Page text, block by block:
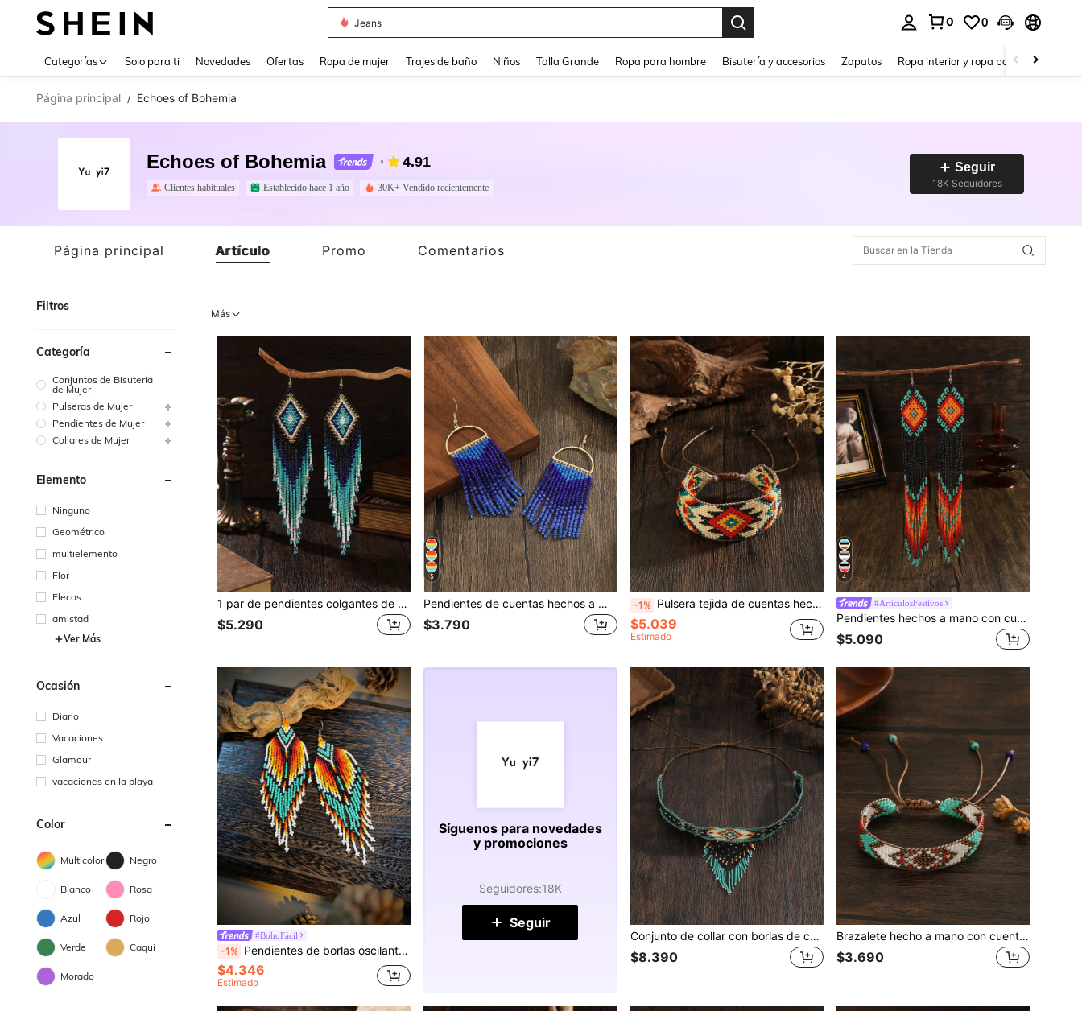
Dazy
0 0
Categorías Solo para ti Novedades Ofertas Ropa de mujer Trajes de baño Niños Talla Grande Ropa para hombre Bisutería y accesorios Zapatos Ropa interior y ropa para dormir
Página principal / Echoes of Bohemia
Echoes of Bohemia 4.91
Clientes habituales Establecido hace 1 año 30K+ Vendido recientemente
Seguir
18K Seguidores
Página principal Artículo Promo Comentarios
Filtros
Categoría
Conjuntos de Bisutería
de Mujer
Pulseras de Mujer
Pendientes de Mujer
Collares de Mujer
Elemento
Ninguno
Geométrico
multielemento
Flor
Flecos
amistad
Ver Más
Ocasión
Diario
Vacaciones
Glamour
vacaciones en la playa
Color
Multicolor Negro
Blanco Rosa
Azul Rojo
Verde Caqui
Morado
Más
1 par de pendientes colgantes de estilo bohemio hechos a mano con borlas, patrón geométrico de rombos en degradado azul y negro, hipoalergénicos, con borlas largas que se mecen, versátiles para uso diario, fiestas, regalos de pareja, Día de San Valentín, Día de la Madre
$5.290
5
Pendientes de cuentas hechos a mano, pendientes de gota con borlas de unicolor degradado de estilo bohemio vintage en forma de medio círculo, pendientes de moda para mujer, versátiles para uso diario, vacaciones, Acción de Gracias, Día de San Valentín, regalo del Día de la Madre
$3.790
-1% Pulsera tejida de cuentas hecha a mano, pulsera de estilo bohemio con acentos de color beige, rojo y negro vintage, pulsera de moda para mujeres, pulsera personalizada, pulsera extralarga, apropiada para uso diario, vacaciones, fiestas y como regalo
$5.039
Estimado
4
#ArtículosFestivos
Pendientes hechos a mano con cuentas, pendientes de estilo bohemio, pendientes colgantes con borlas en degradado rojo y verde, pendientes versátiles de uso diario en colores rojo y verde clásicos, accesorio para vacaciones, pendientes de moda para mujer, regalo para el Día de la Madre, Acción de Gracias, San Valentín, , Primavera/Verano, Nuevos Llegados
$5.090
#BohoFácil
-1% Pendientes de borlas oscilantes de moda para mujer, estilo bohemio, patrón geométrico degradado único y retro, cuentas de vidrio hechas a mano, adecuados para uso diario, fiestas, banquetes, vacaciones, opción de regalo ideal
$4.346
Estimado
Síguenos para novedades
y promociones
Seguidores:18K
Seguir
Conjunto de collar con borlas de cuentas hecho a mano, collar estilo bohemio, collar con colgante de borla de color cielo estrellado retro, pendientes a juego con borla, accesorios de moda para mujer, collar negro con verde de estilo retro multicolor, longitud ajustable, versátil para uso diario y vacaciones, nuevo collar de invierno, cadena de suéter, regalo ideal para fiestas
$8.390
Brazalete hecho a mano con cuentas, brazalete trenzado de estilo bohemio con cuentas, brazalete tejido con cuentas de colores múltiples de estilo vintage para mujeres, brazalete con cuentas de moda, brazalete tejido de estilo retro, versátil para uso diario, vacaciones, regalo
$3.690